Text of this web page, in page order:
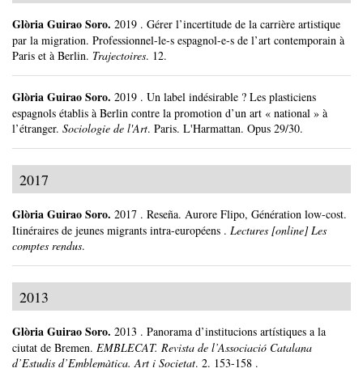
Glòria Guirao Soro. 2019 . Gérer l’incertitude de la carrière artistique
par la migration. Professionnel-le-s espagnol-e-s de l’art contemporain à
Paris et à Berlin. Trajectoires. 12.
Glòria Guirao Soro. 2019 . Un label indésirable ? Les plasticiens
espagnols établis à Berlin contre la promotion d’un art « national » à
l’étranger. Sociologie de l'Art. Paris. L'Harmattan. Opus 29/30.
2017
Glòria Guirao Soro. 2017 . Reseña. Aurore Flipo, Génération low-cost.
Itinéraires de jeunes migrants intra-européens . Lectures [online] Les
comptes rendus.
2013
Glòria Guirao Soro. 2013 . Panorama d’institucions artístiques a la
ciutat de Bremen. EMBLECAT. Revista de l’Associació Catalana
d’Estudis d’Emblemàtica. Art i Societat. 2. 153-158 .